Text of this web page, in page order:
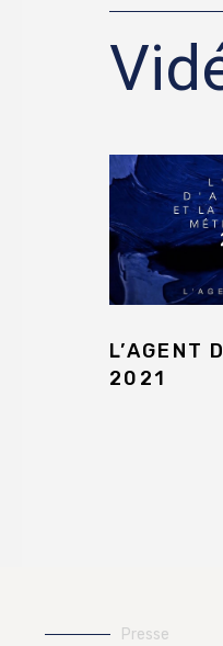
L’AGENT
2021
Presse